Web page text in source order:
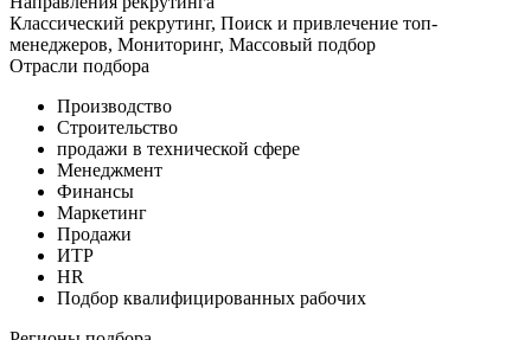
Классический рекрутинг, Поиск и привлечение топ-
менеджеров, Мониторинг, Массовый подбор
Отрасли подбора
Производство
Строительство
продажи в технической сфере
Менеджмент
Финансы
Маркетинг
Продажи
ИТР
HR
Подбор квалифицированных рабочих